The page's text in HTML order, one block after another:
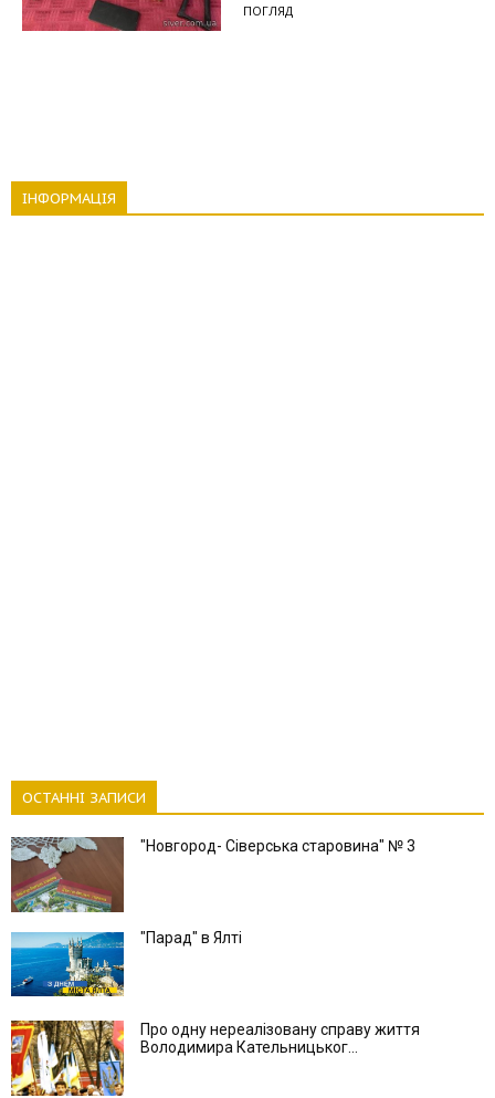
ПОГЛЯД
ІНФОРМАЦІЯ
ОСТАННІ ЗАПИСИ
"Новгород- Сіверська старовина" № 3
"Парад" в Ялті
Про одну нереалізовану справу життя
Володимира Кательницьког...